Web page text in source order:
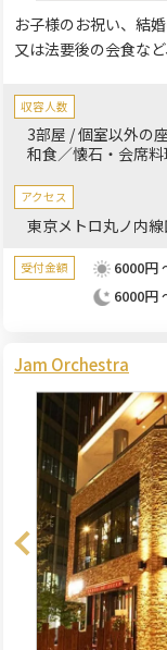
お子様のお祝い、結
又は法要後の会食な
に、2名様から30名様
ご用意しております。
収容人数
3部屋 / 個室以外の
和食／懐石・会席料
アクセス
東京メトロ丸ノ内
受付金額
6000円
6000円
Jam Orchestra